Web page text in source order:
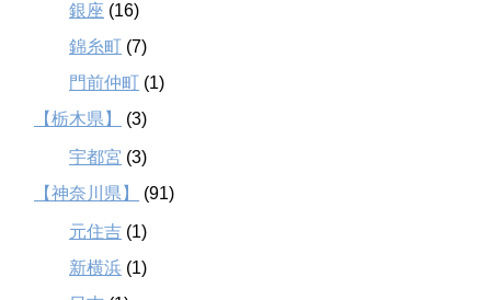
銀座 (16)
錦糸町 (7)
門前仲町 (1)
【栃木県】
(3)
宇都宮 (3)
【神奈川県】
(91)
元住吉 (1)
新横浜 (1)